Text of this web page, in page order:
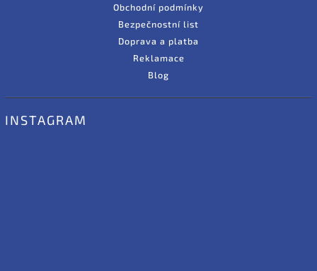
Obchodní podmínky
Bezpečnostní list
Doprava a platba
Reklamace
Blog
INSTAGRAM